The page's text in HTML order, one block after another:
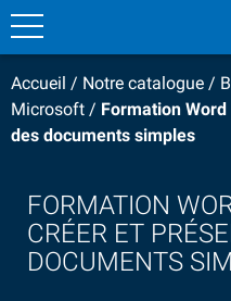
Accueil / Notre catalogue /
Microsoft / Formation
des documents simples
FORMATION
CRÉER ET
DOCUMENTS